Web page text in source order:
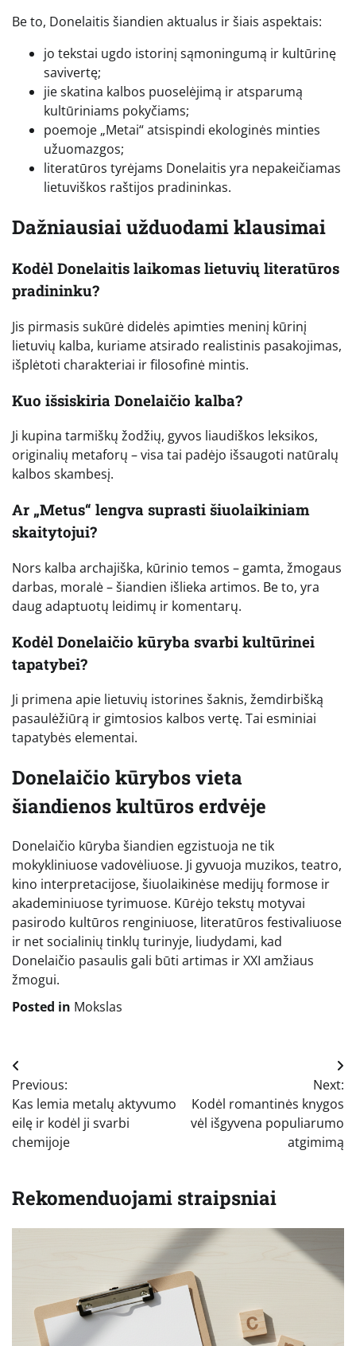
Be to, Donelaitis šiandien aktualus ir šiais aspektais:
jo tekstai ugdo istorinį sąmoningumą ir kultūrinę
savivertę;
jie skatina kalbos puoselėjimą ir atsparumą
kultūriniams pokyčiams;
poemoje „Metai“ atsispindi ekologinės minties
užuomazgos;
literatūros tyrėjams Donelaitis yra nepakeičiamas
lietuviškos raštijos pradininkas.
Dažniausiai užduodami klausimai
Kodėl Donelaitis laikomas lietuvių literatūros
pradininku?
Jis pirmasis sukūrė didelės apimties meninį kūrinį
lietuvių kalba, kuriame atsirado realistinis pasakojimas,
išplėtoti charakteriai ir filosofinė mintis.
Kuo išsiskiria Donelaičio kalba?
Ji kupina tarmiškų žodžių, gyvos liaudiškos leksikos,
originalių metaforų – visa tai padėjo išsaugoti natūralų
kalbos skambesį.
Ar „Metus“ lengva suprasti šiuolaikiniam
skaitytojui?
Nors kalba archajiška, kūrinio temos – gamta, žmogaus
darbas, moralė – šiandien išlieka artimos. Be to, yra
daug adaptuotų leidimų ir komentarų.
Kodėl Donelaičio kūryba svarbi kultūrinei
tapatybei?
Ji primena apie lietuvių istorines šaknis, žemdirbišką
pasaulėžiūrą ir gimtosios kalbos vertę. Tai esminiai
tapatybės elementai.
Donelaičio kūrybos vieta
šiandienos kultūros erdvėje
Donelaičio kūryba šiandien egzistuoja ne tik
mokykliniuose vadovėliuose. Ji gyvuoja muzikos, teatro,
kino interpretacijose, šiuolaikinėse medijų formose ir
akademiniuose tyrimuose. Kūrėjo tekstų motyvai
pasirodo kultūros renginiuose, literatūros festivaliuose
ir net socialinių tinklų turinyje, liudydami, kad
Donelaičio pasaulis gali būti artimas ir XXI amžiaus
žmogui.
Posted in Mokslas
Navigacija
tarp
įrašų
Previous:
Kas lemia metalų aktyvumo
eilę ir kodėl ji svarbi
chemijoje
Next:
Kodėl romantinės knygos
vėl išgyvena populiarumo
atgimimą
Rekomenduojami straipsniai